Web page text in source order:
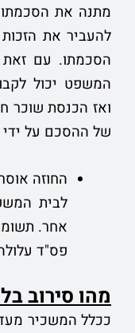
מתנה את הסכמתו
להעביר את
הסכמתו. עם זאת
המשפט יכול
ואז הכנסת שוכר
של ההסכם על
החוזה
לבית
אחר.
פס"ד
מהו סירוב
ככלל המשכיר